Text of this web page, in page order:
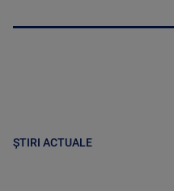
ȘTIRI ACTUALE